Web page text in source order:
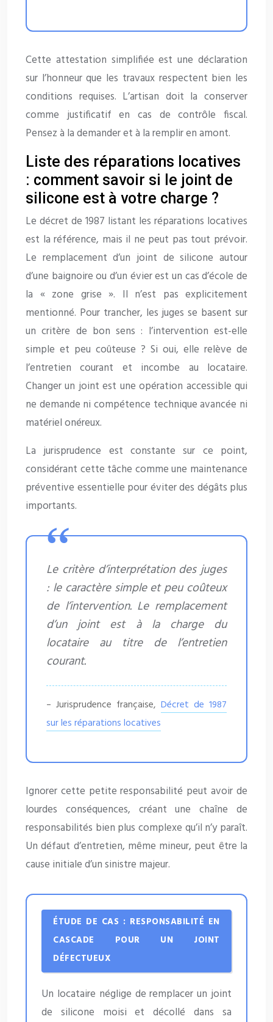
Cette attestation simplifiée est une déclaration
sur l’honneur que les travaux respectent bien les
conditions requises. L’artisan doit la conserver
comme justificatif en cas de contrôle fiscal.
Pensez à la demander et à la remplir en amont.
Liste des réparations locatives
: comment savoir si le joint de
silicone est à votre charge ?
Le décret de 1987 listant les réparations locatives
est la référence, mais il ne peut pas tout prévoir.
Le remplacement d’un joint de silicone autour
d’une baignoire ou d’un évier est un cas d’école de
la « zone grise ». Il n’est pas explicitement
mentionné. Pour trancher, les juges se basent sur
un critère de bon sens : l’intervention est-elle
simple et peu coûteuse ? Si oui, elle relève de
l’entretien courant et incombe au locataire.
Changer un joint est une opération accessible qui
ne demande ni compétence technique avancée ni
matériel onéreux.
La jurisprudence est constante sur ce point,
considérant cette tâche comme une maintenance
préventive essentielle pour éviter des dégâts plus
importants.
Le critère d’interprétation des juges
: le caractère simple et peu coûteux
de l’intervention. Le remplacement
d’un joint est à la charge du
locataire au titre de l’entretien
courant.
– Jurisprudence française, Décret de 1987
sur les réparations locatives
Ignorer cette petite responsabilité peut avoir de
lourdes conséquences, créant une chaîne de
responsabilités bien plus complexe qu’il n’y paraît.
Un défaut d’entretien, même mineur, peut être la
cause initiale d’un sinistre majeur.
ÉTUDE DE CAS : RESPONSABILITÉ EN
CASCADE POUR UN JOINT
DÉFECTUEUX
Un locataire néglige de remplacer un joint
de silicone moisi et décollé dans sa